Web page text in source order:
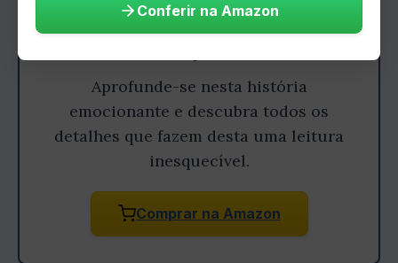
Gostou do resumo? Leia o livro
Aprofunde-se nesta história
emocionante e descubra todos os
detalhes que fazem desta uma leitura
inesquecível.
Comprar na Amazon
Conferir na Amazon